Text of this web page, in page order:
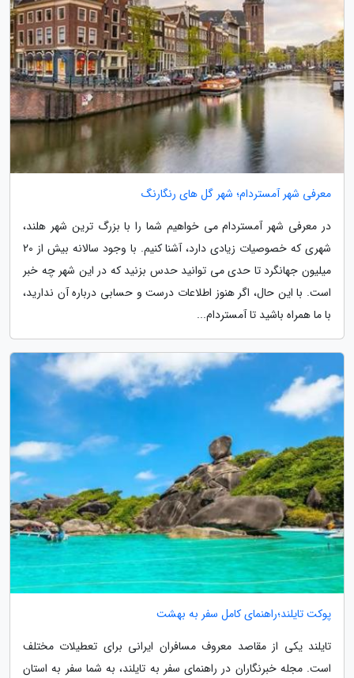
معرفی شهر آمستردام؛ شهر گل های رنگارنگ
در معرفی شهر آمستردام می خواهیم شما را با بزرگ ترین شهر هلند،
شهری که خصوصیات زیادی دارد، آشنا کنیم. با وجود سالانه بیش از 20
میلیون جهانگرد تا حدی می توانید حدس بزنید که در این شهر چه خبر
است. با این حال، اگر هنوز اطلاعات درست و حسابی درباره آن ندارید،
با ما همراه باشید تا آمستردام...
پوکت تایلند؛راهنمای کامل سفر به بهشت
تایلند یکی از مقاصد معروف مسافران ایرانی برای تعطیلات مختلف
است. مجله خبرنگاران در راهنمای سفر به تایلند، به شما سفر به استان